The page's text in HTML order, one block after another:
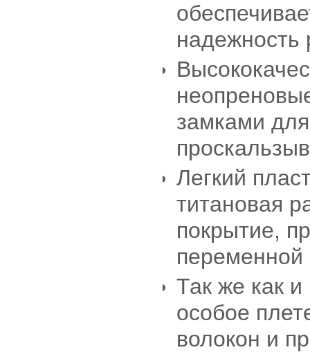
надежность
замками
Легкий
титановая
покрытие,
переменной
Так же как
особое
волокон и